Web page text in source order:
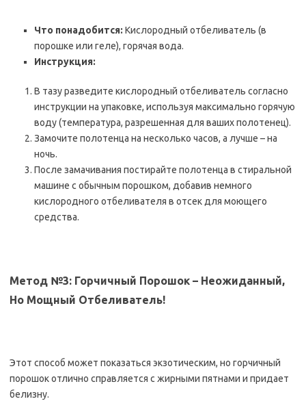
Что понадобится: Кислородный отбеливатель (в
порошке или геле), горячая вода.
Инструкция:
В тазу разведите кислородный отбеливатель согласно
инструкции на упаковке, используя максимально горячую
воду (температура, разрешенная для ваших полотенец).
Замочите полотенца на несколько часов, а лучше – на
ночь.
После замачивания постирайте полотенца в стиральной
машине с обычным порошком, добавив немного
кислородного отбеливателя в отсек для моющего
средства.
Метод №3: Горчичный Порошок – Неожиданный,
Но Мощный Отбеливатель!
Этот способ может показаться экзотическим, но горчичный
порошок отлично справляется с жирными пятнами и придает
белизну.